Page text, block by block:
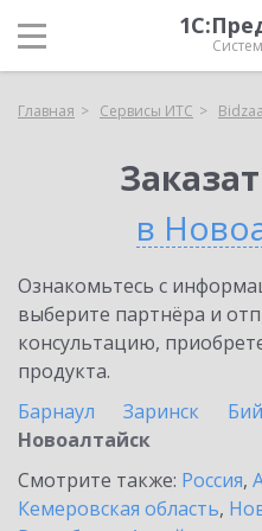
Главная Сервисы ИТС
в
Ознакомьтесь с
выберите партнёра и
консультацию,
продукта.
Барнаул
Заринск
Новоалтайск
Смотрите также: Россия,
Кемеровская область,